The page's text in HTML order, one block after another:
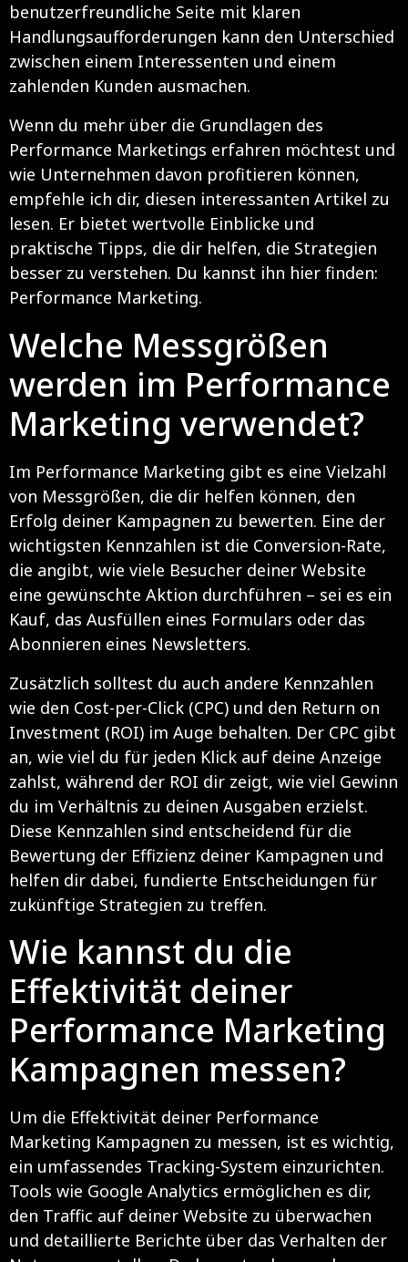
benutzerfreundliche Seite mit klaren
Handlungsaufforderungen kann den Unterschied
zwischen einem Interessenten und einem
zahlenden Kunden ausmachen.
Wenn du mehr über die Grundlagen des
Performance Marketings erfahren möchtest und
wie Unternehmen davon profitieren können,
empfehle ich dir, diesen interessanten Artikel zu
lesen. Er bietet wertvolle Einblicke und
praktische Tipps, die dir helfen, die Strategien
besser zu verstehen. Du kannst ihn hier finden:
Performance Marketing.
Welche Messgrößen
werden im Performance
Marketing verwendet?
Im Performance Marketing gibt es eine Vielzahl
von Messgrößen, die dir helfen können, den
Erfolg deiner Kampagnen zu bewerten. Eine der
wichtigsten Kennzahlen ist die Conversion-Rate,
die angibt, wie viele Besucher deiner Website
eine gewünschte Aktion durchführen – sei es ein
Kauf, das Ausfüllen eines Formulars oder das
Abonnieren eines Newsletters.
Zusätzlich solltest du auch andere Kennzahlen
wie den Cost-per-Click (CPC) und den Return on
Investment (ROI) im Auge behalten. Der CPC gibt
an, wie viel du für jeden Klick auf deine Anzeige
zahlst, während der ROI dir zeigt, wie viel Gewinn
du im Verhältnis zu deinen Ausgaben erzielst.
Diese Kennzahlen sind entscheidend für die
Bewertung der Effizienz deiner Kampagnen und
helfen dir dabei, fundierte Entscheidungen für
zukünftige Strategien zu treffen.
Wie kannst du die
Effektivität deiner
Performance Marketing
Kampagnen messen?
Um die Effektivität deiner Performance
Marketing Kampagnen zu messen, ist es wichtig,
ein umfassendes Tracking-System einzurichten.
Tools wie Google Analytics ermöglichen es dir,
den Traffic auf deiner Website zu überwachen
und detaillierte Berichte über das Verhalten der